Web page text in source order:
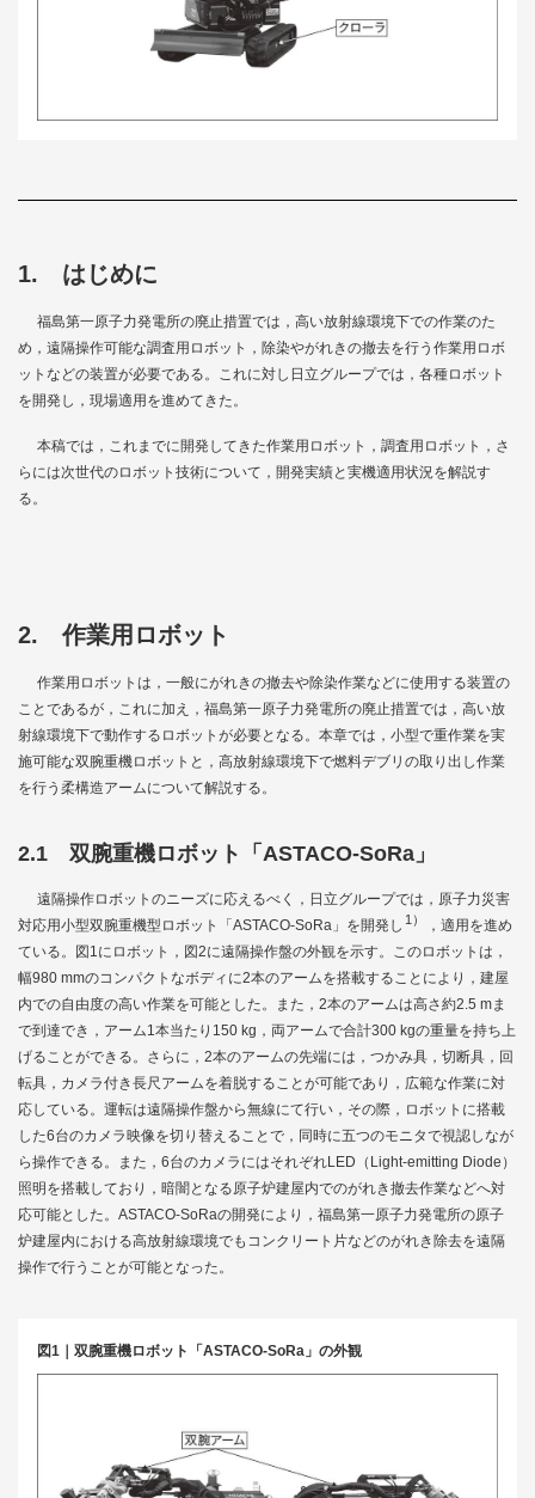
1. はじめに
福島第一原子力発電所の廃止措置では，高い放射線環境下での作業のた
め，遠隔操作可能な調査用ロボット，除染やがれきの撤去を行う作業用ロボ
ットなどの装置が必要である。これに対し日立グループでは，各種ロボット
を開発し，現場適用を進めてきた。
本稿では，これまでに開発してきた作業用ロボット，調査用ロボット，さ
らには次世代のロボット技術について，開発実績と実機適用状況を解説す
る。
2. 作業用ロボット
作業用ロボットは，一般にがれきの撤去や除染作業などに使用する装置の
ことであるが，これに加え，福島第一原子力発電所の廃止措置では，高い放
射線環境下で動作するロボットが必要となる。本章では，小型で重作業を実
施可能な双腕重機ロボットと，高放射線環境下で燃料デブリの取り出し作業
を行う柔構造アームについて解説する。
2.1 双腕重機ロボット「ASTACO-SoRa」
遠隔操作ロボットのニーズに応えるべく，日立グループでは，原子力災害
対応用小型双腕重機型ロボット「ASTACO-SoRa」を開発し 1）
，適用を進め
ている。
図1にロボット， 図2に遠隔操作盤の外観を示す。このロボットは，
幅980 mmのコンパクトなボディに2本のアームを搭載することにより，建屋
内での自由度の高い作業を可能とした。また，2本のアームは高さ約2.5 mま
で到達でき，アーム1本当たり150 kg，両アームで合計300 kgの重量を持ち上
げることができる。さらに，2本のアームの先端には，つかみ具，切断具，回
転具，カメラ付き長尺アームを着脱することが可能であり，広範な作業に対
応している。運転は遠隔操作盤から無線にて行い，その際，ロボットに搭載
した6台のカメラ映像を切り替えることで，同時に五つのモニタで視認しなが
ら操作できる。また，6台のカメラにはそれぞれLED（Light-emitting Diode）
照明を搭載しており，暗闇となる原子炉建屋内でのがれき撤去作業などへ対
応可能とした。ASTACO-SoRaの開発により，福島第一原子力発電所の原子
炉建屋内における高放射線環境でもコンクリート片などのがれき除去を遠隔
操作で行うことが可能となった。
図1｜双腕重機ロボット「ASTACO-SoRa」の外観